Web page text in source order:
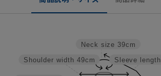
Sleeve length
Neck size 39cm
Shoulder width 49cm